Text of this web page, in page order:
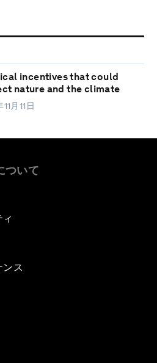
incentives that could
nature and the climate
月11日
ついて
ンス